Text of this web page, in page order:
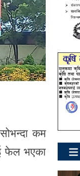
कम
फेल भएका